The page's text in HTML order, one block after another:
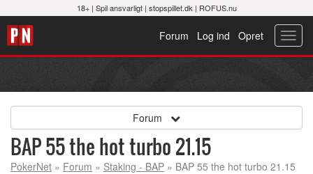
18+ | Spil ansvarligt| stopspillet.dk | ROFUS.nu
Opret
Log ind
Forum
Forum
BAP 55 the hot turbo 21.15
PokerNet » Forum » Staking - BAP » BAP 55 the hot turbo 21.15